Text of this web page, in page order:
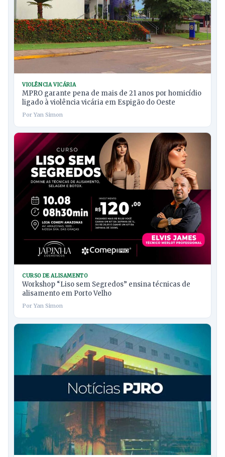
VIOLÊNCIA VICÁRIA
MPRO garante pena de mais de 21 anos por homicídio
ligado à violência vicária em Espigão do Oeste
Por Yan Simon
CURSO DE ALISAMENTO
Workshop “Liso sem Segredos” ensina técnicas de
alisamento em Porto Velho
Por Yan Simon